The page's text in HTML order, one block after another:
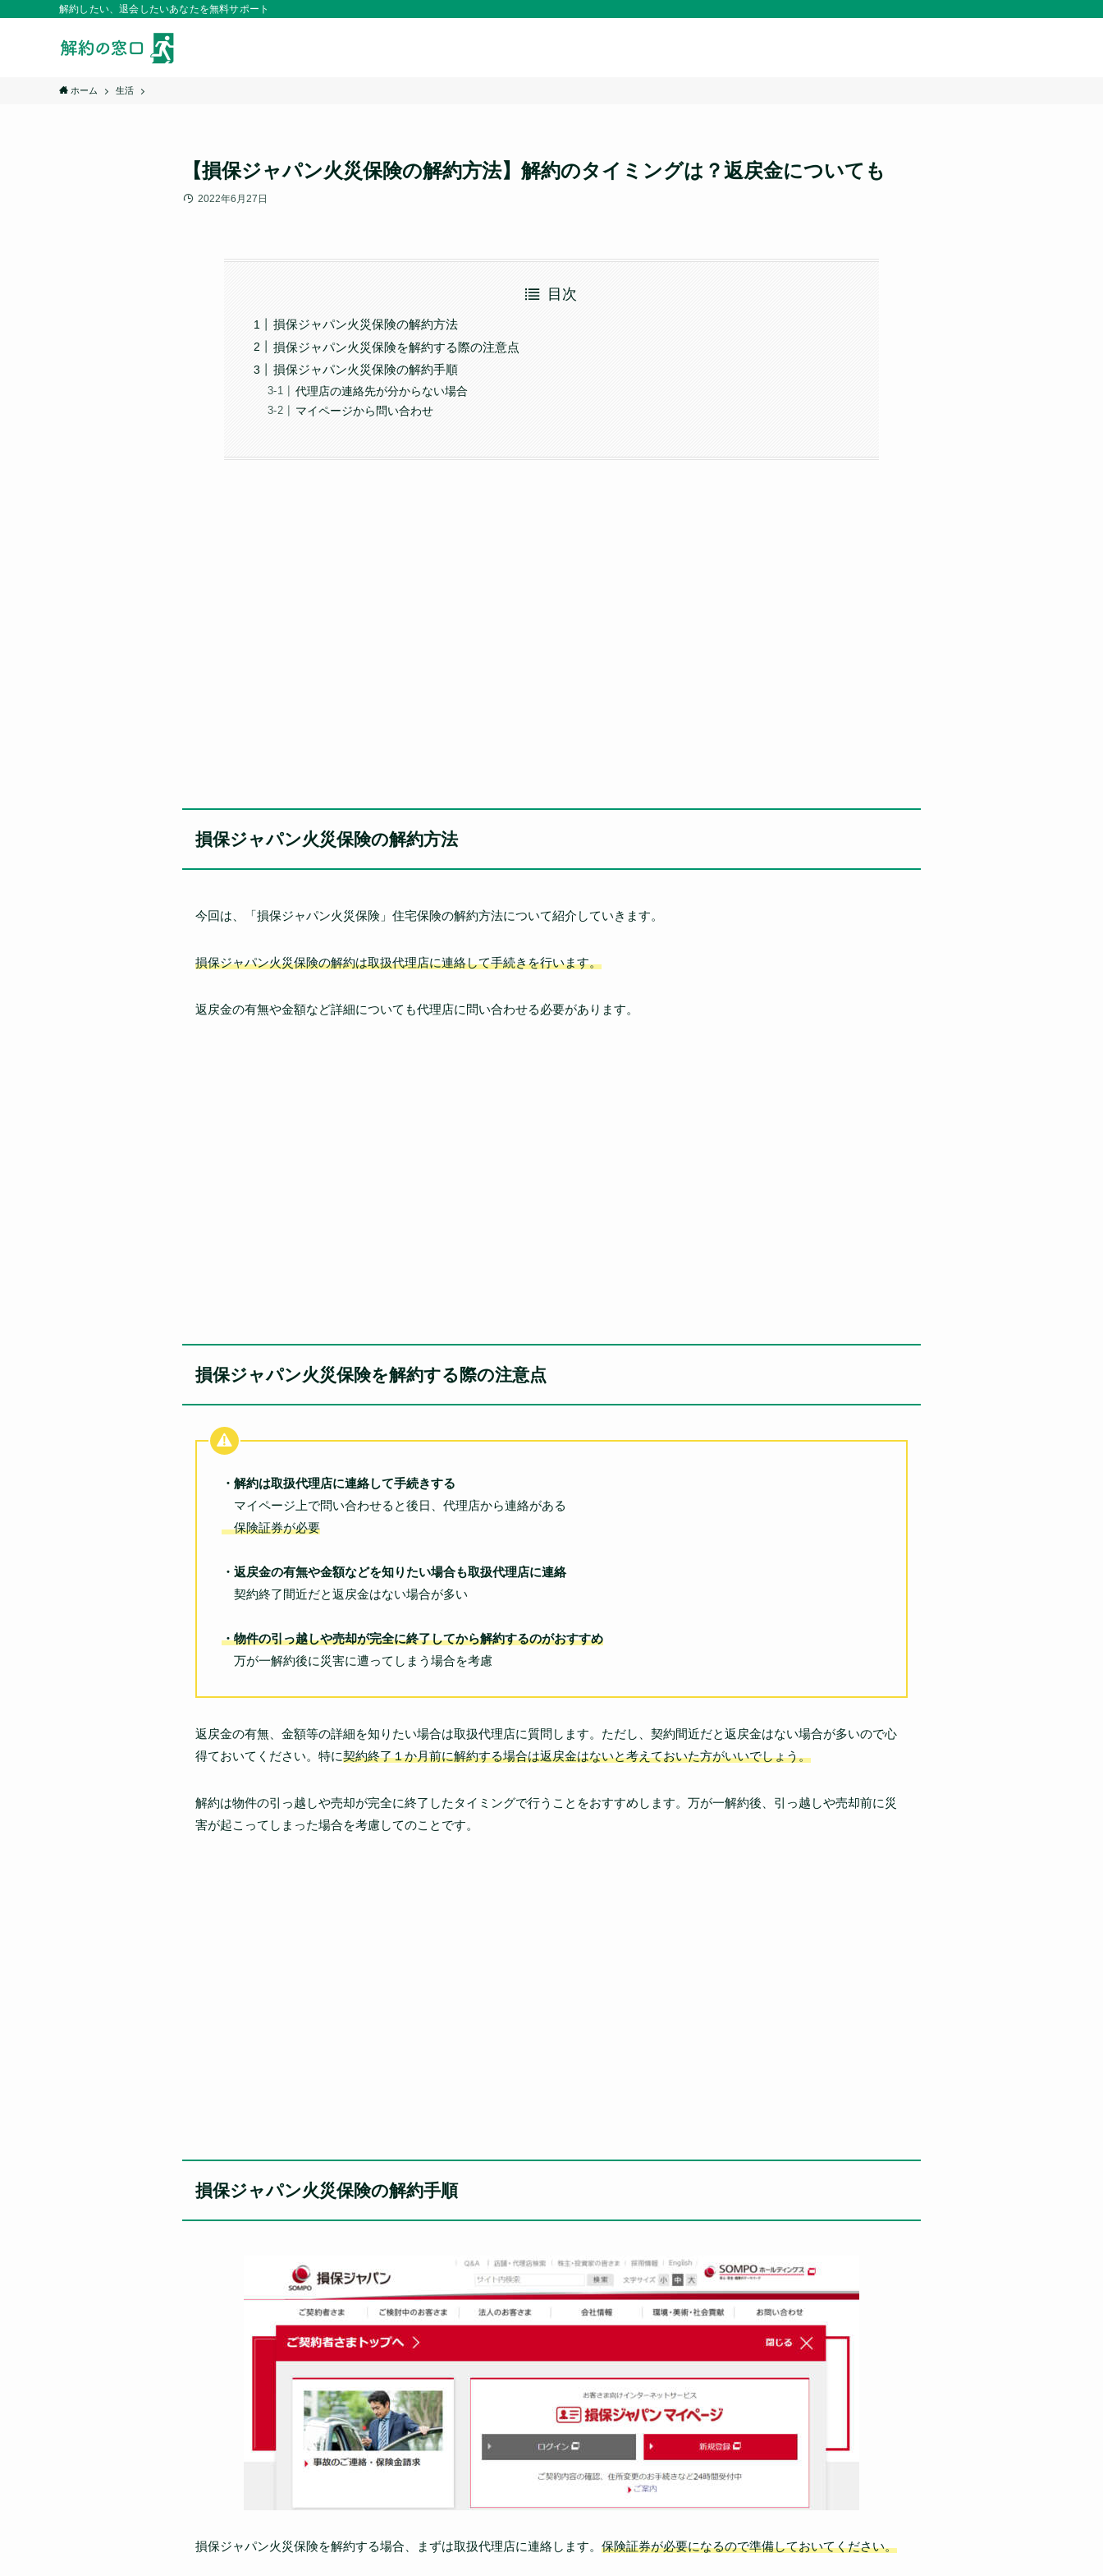
解約したい、退会したいあなたを無料サポート
ホーム 生活
【損保ジャパン火災保険の解約方法】解約のタイミングは？返戻金についても
2022年6月27日
目次
損保ジャパン火災保険の解約方法
損保ジャパン火災保険を解約する際の注意点
損保ジャパン火災保険の解約手順
代理店の連絡先が分からない場合
マイページから問い合わせ
損保ジャパン火災保険の解約方法
今回は、「損保ジャパン火災保険」住宅保険の解約方法について紹介していきます。
損保ジャパン火災保険の解約は取扱代理店に連絡して手続きを行います。
返戻金の有無や金額など詳細についても代理店に問い合わせる必要があります。
損保ジャパン火災保険を解約する際の注意点
・解約は取扱代理店に連絡して手続きする
マイページ上で問い合わせると後日、代理店から連絡がある
保険証券が必要
・返戻金の有無や金額などを知りたい場合も取扱代理店に連絡
契約終了間近だと返戻金はない場合が多い
・物件の引っ越しや売却が完全に終了してから解約するのがおすすめ
万が一解約後に災害に遭ってしまう場合を考慮
返戻金の有無、金額等の詳細を知りたい場合は取扱代理店に質問します。ただし、契約間近だと返戻金はない場合が多いので心
得ておいてください。特に契約終了１か月前に解約する場合は返戻金はないと考えておいた方がいいでしょう。
解約は物件の引っ越しや売却が完全に終了したタイミングで行うことをおすすめします。万が一解約後、引っ越しや売却前に災
害が起こってしまった場合を考慮してのことです。
損保ジャパン火災保険の解約手順
損保ジャパン火災保険を解約する場合、まずは取扱代理店に連絡します。 保険証券が必要になるので準備しておいてください。